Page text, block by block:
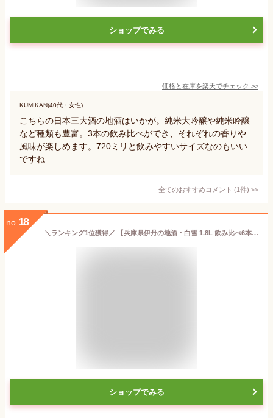
ショップでみる
価格と在庫を楽天でチェック >>
KUMIKAN(40代・女性)
こちらの日本三大酒の地酒はいかが。純米大吟醸や純米吟醸
など種類も豊富。3本の飲み比べができ、それぞれの香りや
風味が楽しめます。720ミリと飲みやすいサイズなのもいい
ですね
全てのおすすめコメント (1件) >
no. 18
＼ランキング1位獲得／ 【兵庫県伊丹の地酒・白雪 1.8L 飲み比べ6本セット】 日本酒 飲み比べ 地酒 送料無料 家飲み ギフト 内祝い
ショップでみる